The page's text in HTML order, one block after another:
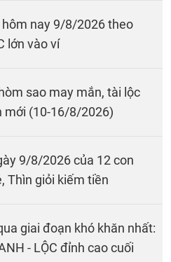
nay 9/8/2026 theo
lớn vào ví
sao may mắn, tài lộc
mới (10-16/8/2026)
9/8/2026 của 12 con
Thìn giỏi kiếm tiền
giai đoạn khó khăn nhất:
- LỘC đỉnh cao cuối